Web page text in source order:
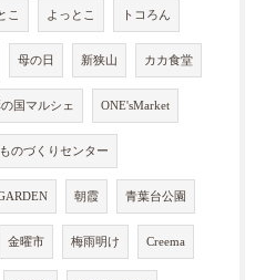
こ よっとこ トコろん
母の日 新狭山 カカ食堂
国マルシェ ONE'sMarket
のづくりセンター
朝霞 青葉台公園
金曜市 梅雨明け Creema